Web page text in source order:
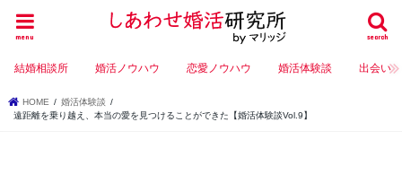
search
menu
結婚相談所 婚活ノウハウ 恋愛ノウハウ 婚活体験談 出会い
HOME
婚活体験談
遠距離を乗り越え、本当の愛を見つけることができた【婚活体験談Vol.9】